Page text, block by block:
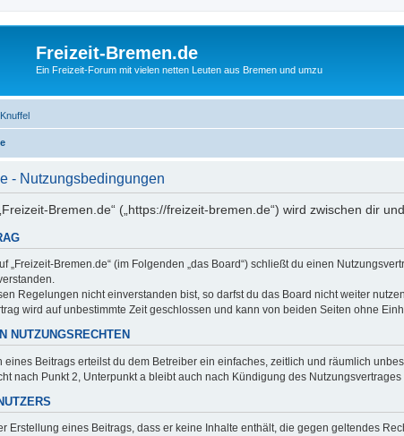
Freizeit-Bremen.de
Ein Freizeit-Forum mit vielen netten Leuten aus Bremen und umzu
Knuffel
- Nutzungsbedingungen
Bremen.de“ („https://freizeit-bremen.de“) wird zwischen dir
„Freizeit-Bremen.de“ (im Folgenden „das Board“) schließt du einen
Regelungen nicht einverstanden bist, so darfst du das Board nicht weiter
wird auf unbestimmte Zeit geschlossen und kann von beiden Seiten ohne
NUTZUNGSRECHTEN
eines Beitrags erteilst du dem Betreiber ein einfaches, zeitlich und räumlich
nach Punkt 2, Unterpunkt a bleibt auch nach Kündigung des
Erstellung eines Beitrags, dass er keine Inhalte enthält, die gegen geltendes